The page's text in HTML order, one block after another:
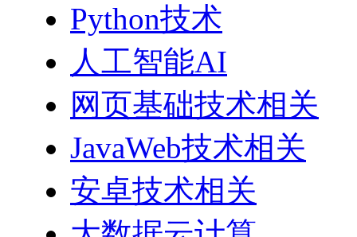
Python技术
人工智能AI
网页基础技术相关
JavaWeb技术相关
安卓技术相关